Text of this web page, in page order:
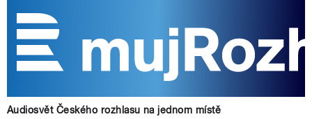
Audiosvět Českého rozhlasu na jednom místě